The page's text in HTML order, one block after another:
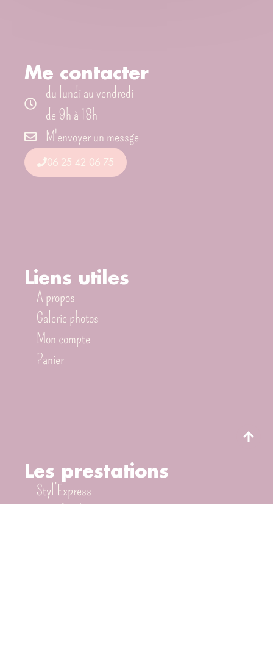
Me contacter
du lundi au vendredi
de 9h à 18h
M'envoyer un messge
06 25 42 06 75
Liens utiles
A propos
Galerie photos
Mon compte
Panier
Les prestations
Styl’Express